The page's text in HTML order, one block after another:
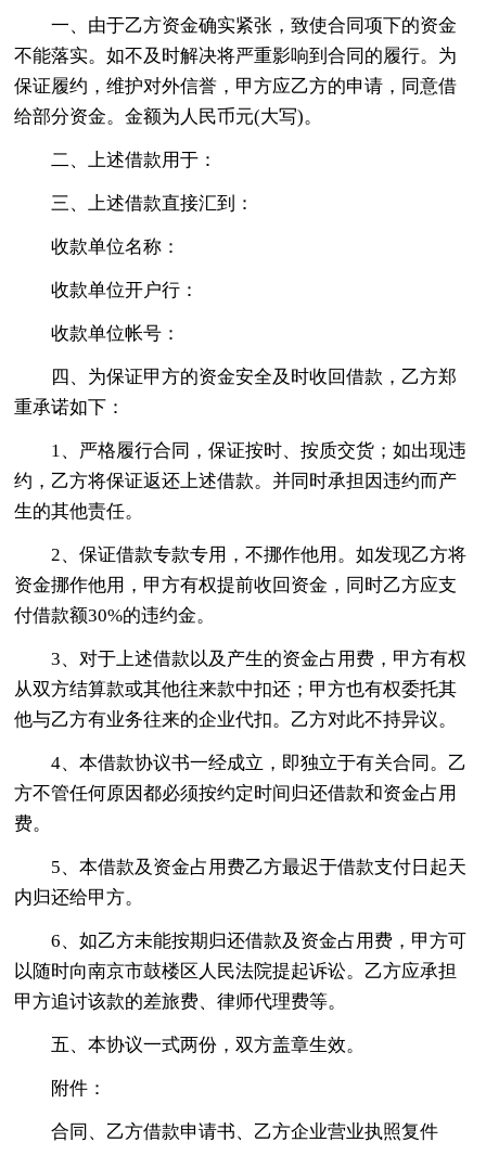
一、由于乙方资金确实紧张，致使合同项下的资金
不能落实。如不及时解决将严重影响到合同的履行。为
保证履约，维护对外信誉，甲方应乙方的申请，同意借
给部分资金。金额为人民币元(大写)。
二、上述借款用于：
三、上述借款直接汇到：
收款单位名称：
收款单位开户行：
收款单位帐号：
四、为保证甲方的资金安全及时收回借款，乙方郑
重承诺如下：
1、严格履行合同，保证按时、按质交货；如出现违
约，乙方将保证返还上述借款。并同时承担因违约而产
生的其他责任。
2、保证借款专款专用，不挪作他用。如发现乙方将
资金挪作他用，甲方有权提前收回资金，同时乙方应支
付借款额30%的违约金。
3、对于上述借款以及产生的资金占用费，甲方有权
从双方结算款或其他往来款中扣还；甲方也有权委托其
他与乙方有业务往来的企业代扣。乙方对此不持异议。
4、本借款协议书一经成立，即独立于有关合同。乙
方不管任何原因都必须按约定时间归还借款和资金占用
费。
5、本借款及资金占用费乙方最迟于借款支付日起天
内归还给甲方。
6、如乙方未能按期归还借款及资金占用费，甲方可
以随时向南京市鼓楼区人民法院提起诉讼。乙方应承担
甲方追讨该款的差旅费、律师代理费等。
五、本协议一式两份，双方盖章生效。
附件：
合同、乙方借款申请书、乙方企业营业执照复件